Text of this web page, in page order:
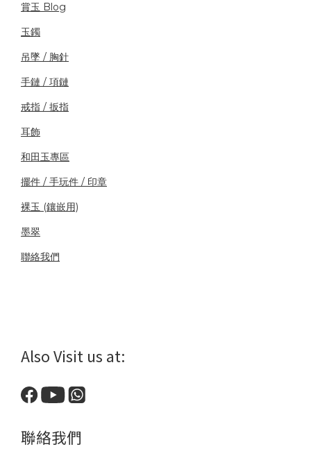
賞玉 Blog
玉鐲
吊墜 / 胸針
手鏈 / 項鏈
戒指 / 扳指
耳飾
和田玉專區
擺件 / 手玩件 / 印章
裸玉 (鑲嵌用)
墨翠
聯絡我們
Also Visit us at:
聯絡我們